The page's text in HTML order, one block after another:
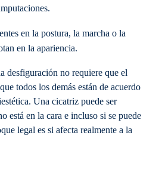
en la postura, la marcha o la
en la apariencia.
desfiguración no requiere que el
todos los demás están de acuerdo
Una cicatriz puede ser
está en la cara e incluso si se puede
legal es si afecta realmente a la